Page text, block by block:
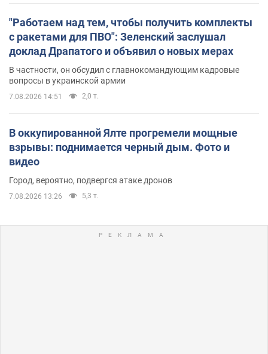
"Работаем над тем, чтобы получить комплекты
с ракетами для ПВО": Зеленский заслушал
доклад Драпатого и объявил о новых мерах
В частности, он обсудил с главнокомандующим кадровые
вопросы в украинской армии
7.08.2026 14:51 2,0 т.
В оккупированной Ялте прогремели мощные
взрывы: поднимается черный дым. Фото и
видео
Город, вероятно, подвергся атаке дронов
7.08.2026 13:26 5,3 т.